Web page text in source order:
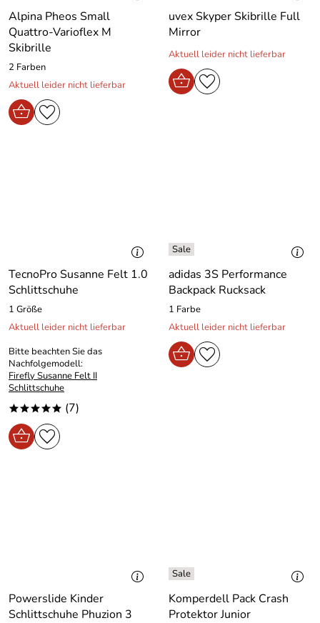
Alpina Pheos Small
Quattro-Varioflex M
Skibrille
2 Farben
Aktuell leider nicht lieferbar
uvex Skyper Skibrille Full
Mirror
Aktuell leider nicht lieferbar
TecnoPro Susanne Felt 1.0
Schlittschuhe
1 Größe
Aktuell leider nicht lieferbar
Bitte beachten Sie das
Nachfolgemodell:
Firefly Susanne Felt II
Schlittschuhe
***** (7)
adidas 3S Performance
Backpack Rucksack
1 Farbe
Aktuell leider nicht lieferbar
Powerslide Kinder
Schlittschuhe Phuzion 3
Komperdell Pack Crash
Protektor Junior